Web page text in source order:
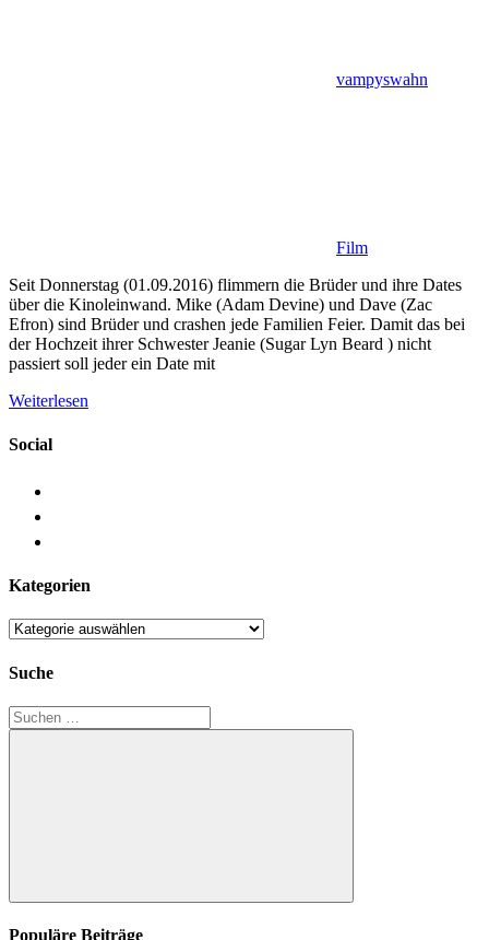
vampyswahn
Film
Seit Donnerstag (01.09.2016) flimmern die Brüder und ihre Dates
über die Kinoleinwand. Mike (Adam Devine) und Dave (Zac
Efron) sind Brüder und crashen jede Familien Feier. Damit das bei
der Hochzeit ihrer Schwester Jeanie (Sugar Lyn Beard ) nicht
passiert soll jeder ein Date mit
Weiterlesen
Social
Kategorien
Kategorien
Suche
Suchen
nach:
Suchen
Populäre Beiträge